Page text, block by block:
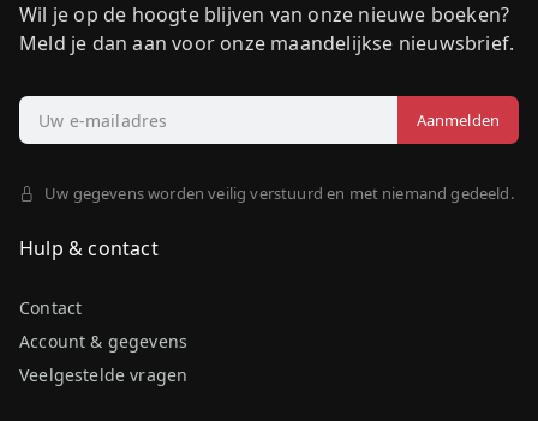
Wil je op de hoogte blijven van onze nieuwe boeken?
Meld je dan aan voor onze maandelijkse nieuwsbrief.
Uw gegevens worden veilig verstuurd en met niemand gedeeld.
Hulp & contact
Account & gegevens
Veelgestelde vragen
Contact